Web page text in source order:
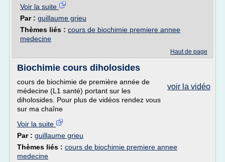
Voir la suite
Par : guillaume grieu
Thèmes liés : cours de biochimie premiere annee
medecine
Haut de page
Biochimie cours diholosides
voir la vidéo
cours de biochimie de première année de
médecine (L1 santé) portant sur les
diholosides. Pour plus de vidéos rendez vous
sur ma chaîne
Voir la suite
Par : guillaume grieu
Thèmes liés : cours de biochimie premiere annee
medecine